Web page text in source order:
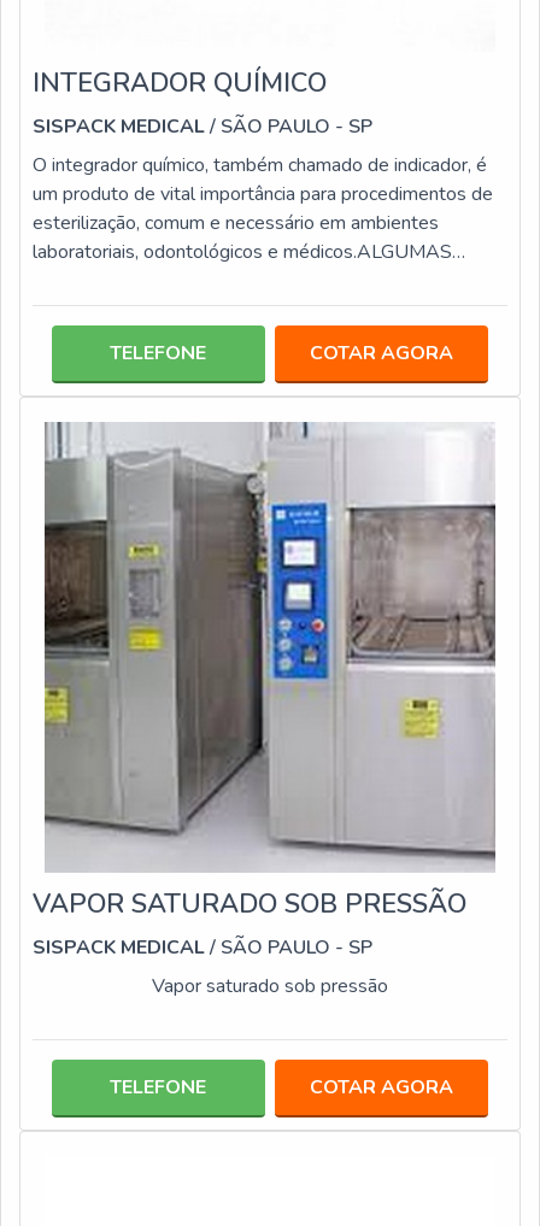
INTEGRADOR QUÍMICO
SISPACK MEDICAL/ SÃO PAULO - SP
O integrador químico, também chamado de indicador, é
um produto de vital importância para procedimentos de
esterilização, comum e necessário em ambientes
laboratoriais, odontológicos e médicos.ALGUMAS
MERCADOEssencialmente os integradores químicos
reativos, em que a resposta é lida por meio da alteração
da coloração, que pode ter cores variadas de acordo com
o tipo de reagente aplicado na confecção. Há diferentes
tipo
TELEFONE COTAR AGORA
VAPOR SATURADO SOB PRESSÃO
SISPACK MEDICAL/ SÃO PAULO - SP
Vapor saturado sob pressão
TELEFONE COTAR AGORA